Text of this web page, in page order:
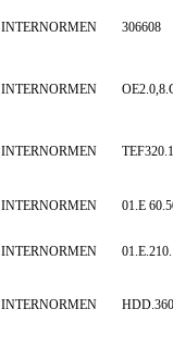
INTERNORMEN 306608
INTERNORMEN
INTERNORMEN
INTERNORMEN 01.E
INTERNORMEN
INTERNORMEN